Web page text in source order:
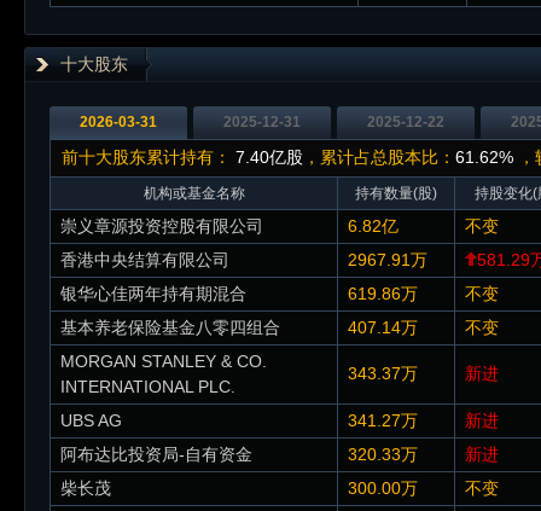
十大股东
2026-03-31 2025-12-31 2025-12-22
前十大股东累计持有： 7.40亿股 ，累计占总股本比： 61.62%
机构或基金名称 持有数量(股) 持股变化(
崇义章源投资控股有限公司 6.82亿
不变
香港中央结算有限公司
2967.91万
581.29
银华心佳两年持有期混合
619.86万
不变
基本养老保险基金八零四组合
407.14万
不变
MORGAN STANLEY & CO.
INTERNATIONAL PLC.
343.37万 新进
UBS AG 341.27万
新进
阿布达比投资局-自有资金
320.33万
新进
柴长茂
300.00万
不变